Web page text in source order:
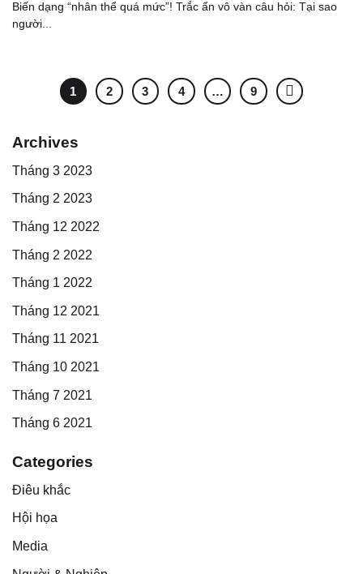
Biến dạng “nhân thể quá mức”! Trắc ẩn vô vàn câu hỏi: Tại sao
người...
1 2 3 4 … 9
Archives
Tháng 3 2023
Tháng 2 2023
Tháng 12 2022
Tháng 2 2022
Tháng 1 2022
Tháng 12 2021
Tháng 11 2021
Tháng 10 2021
Tháng 7 2021
Tháng 6 2021
Categories
Điêu khắc
Hội họa
Media